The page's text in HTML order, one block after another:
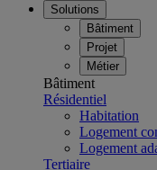
Solutions
Bâtiment
Projet
Métier
Bâtiment
Résidentiel
Habitation
Logement
Logement
Tertiaire